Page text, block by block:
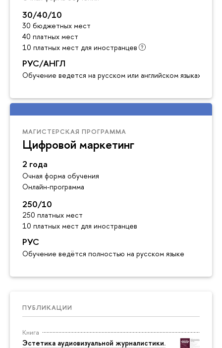
30/40/10
30 бюджетных мест
40 платных мест
10 платных мест для иностранцев
РУС/АНГЛ
Обучение ведется на русском или английском языках
МАГИСТЕРСКАЯ ПРОГРАММА
Цифровой маркетинг
2 года
Очная форма обучения
Онлайн-программа
250/10
250 платных мест
10 платных мест для иностранцев
РУС
Обучение ведётся полностью на русском языке
ПУБЛИКАЦИИ
Книга
Эстетика аудиовизуальной журналистики.